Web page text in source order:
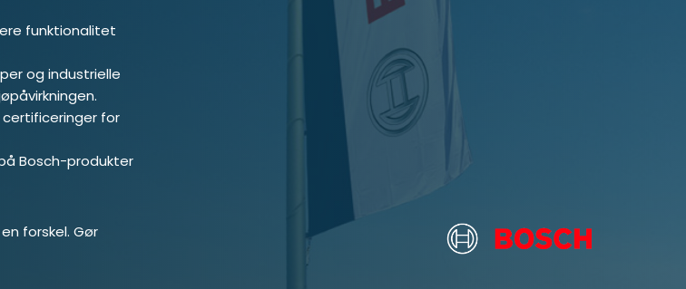
funktionalitet
og industrielle
for
Bosch-produkter
forskel. Gør